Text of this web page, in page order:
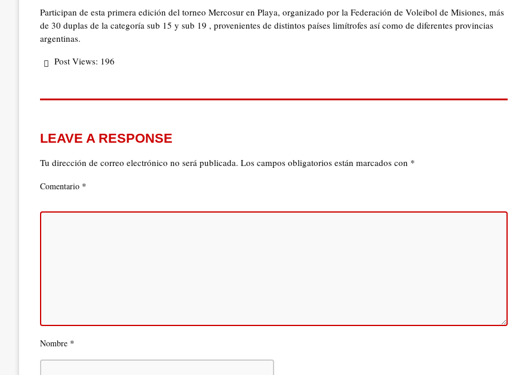
Participan de esta primera edición del torneo Mercosur en Playa, organizado por la Federación de Voleibol de Misiones, más
de 30 duplas de la categoría sub 15 y sub 19 , provenientes de distintos países limítrofes así como de diferentes provincias
argentinas.
Post Views: 196
LEAVE A RESPONSE
Tu dirección de correo electrónico no será publicada. Los campos obligatorios están marcados con *
Comentario *
Nombre *